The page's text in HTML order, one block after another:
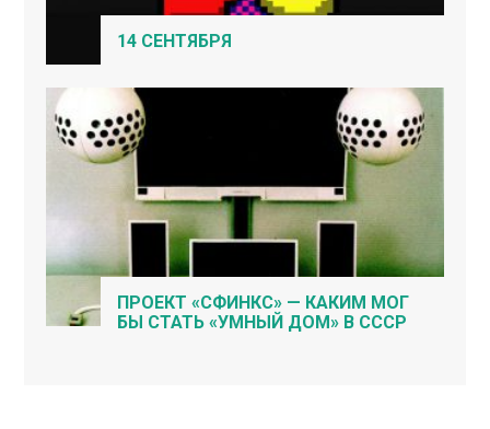
14 СЕНТЯБРЯ
ПРОЕКТ «СФИНКС» — КАКИМ МОГ
БЫ СТАТЬ «УМНЫЙ ДОМ» В СССР